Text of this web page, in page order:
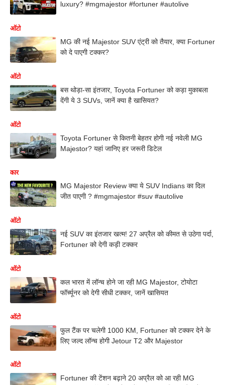
luxury? #mgmajestor #fortuner #autolive
ऑटो
MG की नई Majestor SUV एंट्री को तैयार, क्या Fortuner
को दे पाएगी टक्कर?
ऑटो
बस थोड़ा-सा इंतजार, Toyota Fortuner को कड़ा मुकाबला
देंगी ये 3 SUVs, जानें क्या है खासियत?
ऑटो
Toyota Fortuner से कितनी बेहतर होगी नई नवेली MG
Majestor? यहां जानिए हर जरूरी डिटेल
कार
MG Majestor Review क्या ये SUV Indians का दिल
जीत पाएगी ? #mgmajestor #suv #autolive
ऑटो
नई SUV का इंतजार खत्म! 27 अप्रैल को कीमत से उठेगा पर्दा,
Fortuner को देगी कड़ी टक्कर
ऑटो
कल भारत में लॉन्च होने जा रही MG Majestor, टोयोटा
फॉर्च्यूनर को देगी सीधी टक्कर, जानें खासियत
ऑटो
फुल टैंक पर चलेगी 1000 KM, Fortuner को टक्कर देने के
लिए जल्द लॉन्च होगी Jetour T2 और Majestor
ऑटो
Fortuner की टेंशन बढ़ाने 20 अप्रैल को आ रही MG